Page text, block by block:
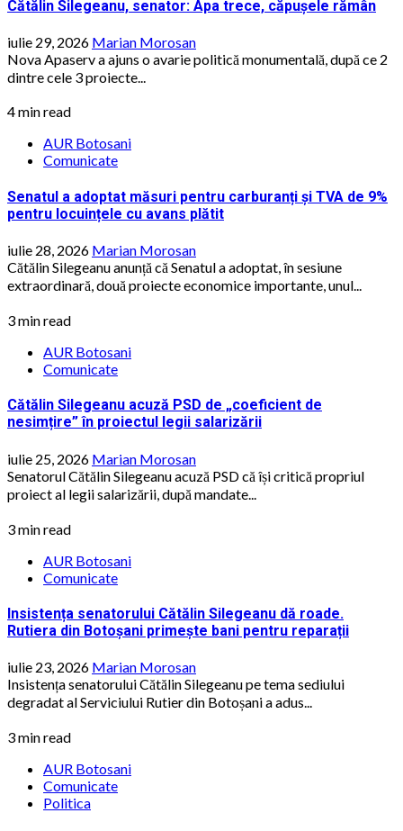
Cătălin Silegeanu, senator: Apa trece, căpușele rămân
iulie 29, 2026 Marian Morosan
Nova Apaserv a ajuns o avarie politică monumentală, după ce 2
dintre cele 3 proiecte...
4 min read
AUR Botosani
Comunicate
Senatul a adoptat măsuri pentru carburanți și TVA de 9%
pentru locuințele cu avans plătit
iulie 28, 2026 Marian Morosan
Cătălin Silegeanu anunță că Senatul a adoptat, în sesiune
extraordinară, două proiecte economice importante, unul...
3 min read
AUR Botosani
Comunicate
Cătălin Silegeanu acuză PSD de „coeficient de
nesimțire” în proiectul legii salarizării
iulie 25, 2026 Marian Morosan
Senatorul Cătălin Silegeanu acuză PSD că își critică propriul
proiect al legii salarizării, după mandate...
3 min read
AUR Botosani
Comunicate
Insistența senatorului Cătălin Silegeanu dă roade.
Rutiera din Botoșani primește bani pentru reparații
iulie 23, 2026 Marian Morosan
Insistența senatorului Cătălin Silegeanu pe tema sediului
degradat al Serviciului Rutier din Botoșani a adus...
3 min read
AUR Botosani
Comunicate
Politica